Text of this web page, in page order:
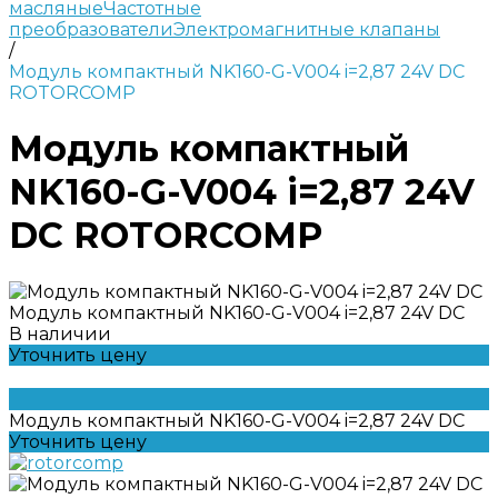
масляныеЧастотные
преобразователиЭлектромагнитные клапаны
/
Модуль компактный NK160-G-V004 i=2,87 24V DC
ROTORCOMP
Модуль компактный
NK160-G-V004 i=2,87 24V
DC ROTORCOMP
Модуль компактный NK160-G-V004 i=2,87 24V DC
В наличии
Уточнить цену
Модуль компактный NK160-G-V004 i=2,87 24V DC
Уточнить цену